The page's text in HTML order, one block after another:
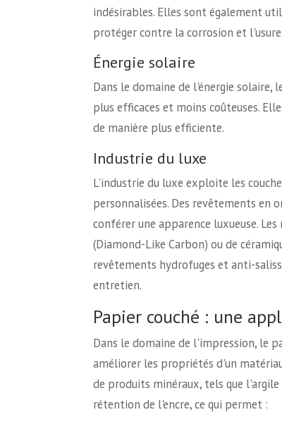
indésirables. Elles sont également
protéger contre la corrosion et l'usure.
Énergie solaire
Dans le domaine de l'énergie solaire,
plus efficaces et moins coûteuses.
de manière plus efficiente.
Industrie du luxe
L'industrie du luxe exploite les
personnalisées. Des revêtements en
conférer une apparence luxueuse.
(Diamond-Like Carbon) ou de
revêtements hydrofuges et anti-
entretien.
Papier couché : une
Dans le domaine de l'impression, le
améliorer les propriétés d'un
de produits minéraux, tels que
rétention de l'encre, ce qui permet :